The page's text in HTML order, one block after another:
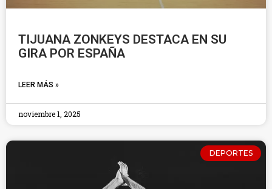
TIJUANA ZONKEYS DESTACA EN SU
GIRA POR ESPAÑA
LEER MÁS »
noviembre 1, 2025
DEPORTES